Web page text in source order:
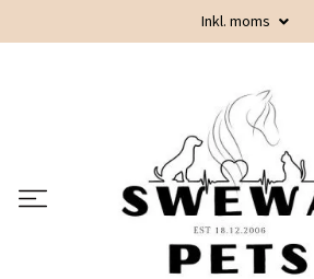
Inkl. moms